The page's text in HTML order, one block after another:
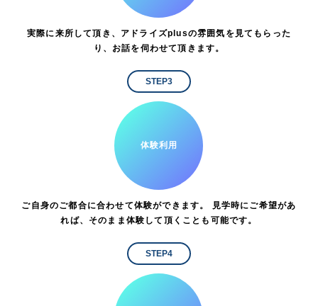
実際に来所して頂き、アドライズplusの雰囲気を見てもらった
り、お話を伺わせて頂きます。
STEP3
体験利用
ご自身のご都合に合わせて体験ができます。 見学時にご希望があ
れば、そのまま体験して頂くことも可能です。
STEP4